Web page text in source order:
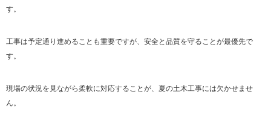
す。
工事は予定通り進めることも重要ですが、安全と品質を守ることが最優先で
す。
現場の状況を見ながら柔軟に対応することが、夏の土木工事には欠かせませ
ん。